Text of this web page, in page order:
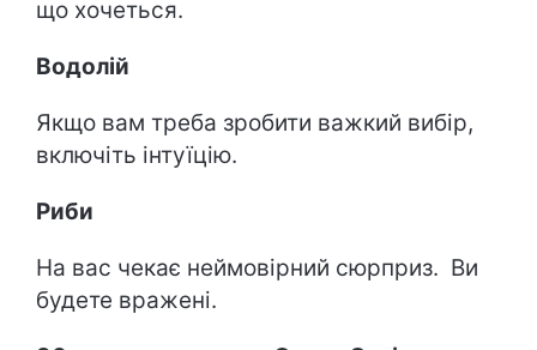
що хочеться.
Водолій
Якщо вам треба зробити важкий вибір,
включіть інтуїцію.
Риби
На вас чекає неймовірний сюрприз. Ви
будете вражені.